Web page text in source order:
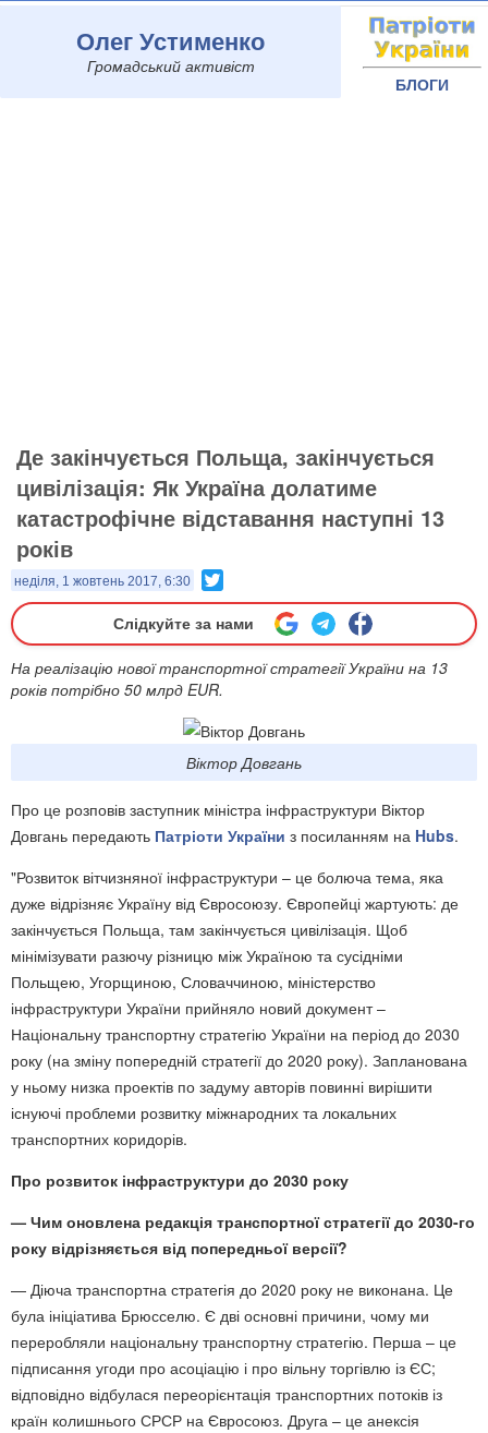
Олег Устименко
Громадський активіст
БЛОГИ
Де закінчується Польща, закінчується
цивілізація: Як Україна долатиме
катастрофічне відставання наступні 13
років
неділя, 1 жовтень 2017, 6:30
Слідкуйте за нами
На реалізацію нової транспортної стратегії України на 13
років потрібно 50 млрд EUR.
Віктор Довгань
Про це розповів заступник міністра інфраструктури Віктор
Довгань передають Патріоти України з посиланням на Hubs.
"Розвиток вітчизняної інфраструктури – це болюча тема, яка
дуже відрізняє Україну від Євросоюзу. Європейці жартують: де
закінчується Польща, там закінчується цивілізація. Щоб
мінімізувати разючу різницю між Україною та сусідніми
Польщею, Угорщиною, Словаччиною, міністерство
інфраструктури України прийняло новий документ –
Національну транспортну стратегію України на період до 2030
року (на зміну попередній стратегії до 2020 року). Запланована
у ньому низка проектів по задуму авторів повинні вирішити
існуючі проблеми розвитку міжнародних та локальних
транспортних коридорів.
Про розвиток інфраструктури до 2030 року
— Чим оновлена редакція транспортної стратегії до 2030-го
року відрізняється від попередньої версії?
— Діюча транспортна стратегія до 2020 року не виконана. Це
була ініціатива Брюсселю. Є дві основні причини, чому ми
переробляли національну транспортну стратегію. Перша – це
підписання угоди про асоціацію і про вільну торгівлю із ЄС;
відповідно відбулася переорієнтація транспортних потоків із
країн колишнього СРСР на Євросоюз. Друга – це анексія